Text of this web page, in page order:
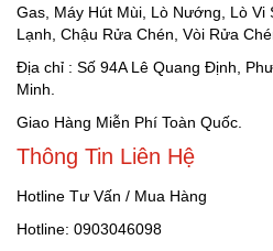
Gas, Máy Hút Mùi, Lò Nướng, Lò Vi
Lạnh, Chậu Rửa Chén, Vòi Rửa
Địa chỉ : Số 94A Lê Quang Định,
Minh.
Giao Hàng Miễn Phí Toàn Quốc.
Thông Tin Liên Hệ
Hotline Tư Vấn / Mua Hàng
Hotline: 0903046098